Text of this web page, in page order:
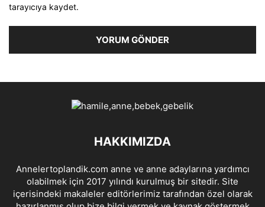
tarayıcıya kaydet.
HAKKIMIZDA
Annelertoplandik.com anne ve anne adaylarına yardımcı
olabilmek için 2017 yılındı kurulmuş bir sitedir. Site
içerisindeki makaleler editörlerimiz tarafından özel olarak